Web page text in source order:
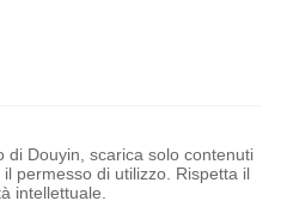
di Douyin, scarica solo contenuti
permesso di utilizzo. Rispetta il
intellettuale.